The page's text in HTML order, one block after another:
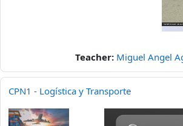
Teacher: Miguel Angel
CPN1 - Logística y Transporte